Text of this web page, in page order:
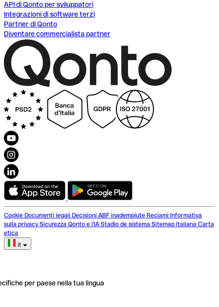
API di Qonto per sviluppatori
Integrazioni di software terzi
Partner di Qonto
Diventare commercialista partner
Cookie Documenti legali Decisioni ABF inadempiute Reclami Informativa
sulla privacy Sicurezza Qonto e l'IA Stadio de sistema Sitemap italiana Carta
etica
it
per paese nella tua lingua